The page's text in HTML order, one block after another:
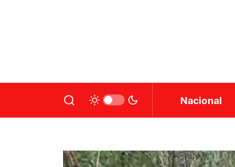
Nacional